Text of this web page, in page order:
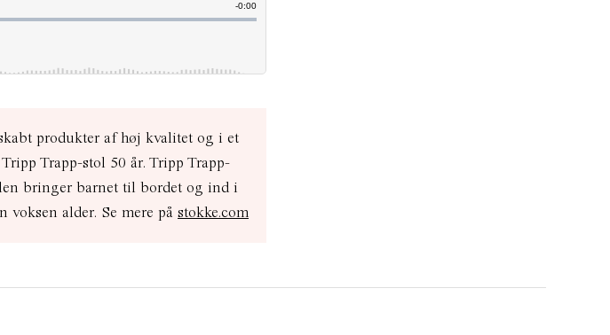
produkter af høj kvalitet og i et
Trapp-stol 50 år. Tripp Trapp-
bringer barnet til bordet og ind i
alder. Se mere på stokke.com